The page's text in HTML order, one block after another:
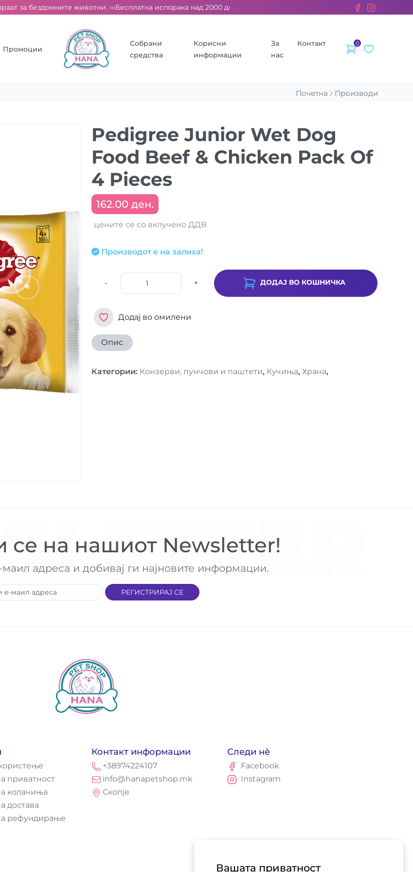
Вашата приватност
за бездомните животни. ‹‹‹ Бесплатна испорака над 2000 ден. ››› 2% од секоја сметка се донираат за
Промоции
Собрани
средства
Корисни
информации
За
нас
Контакт 0
Почетна Производи
Pedigree Junior Wet Dog
Food Beef & Chicken Pack Of
4 Pieces
162.00 ден.
цените се со вклучено ДДВ
Производот е на залиха!
- + ДОДАЈ ВО КОШНИЧКА
Додај во омилени
Опис
Категории: Конзерви, пунчови и паштети, Кучиња, Храна,
се на нашиот Newsletter!
маил адреса и добивај ги најновите информации.
РЕГИСТРИРАЈ СЕ
приватност
колачиња
достава
рефундирање
Контакт информации
+38974224107
info@hanapetshop.mk
Скопје
Следи нè
Facebook
Instagram